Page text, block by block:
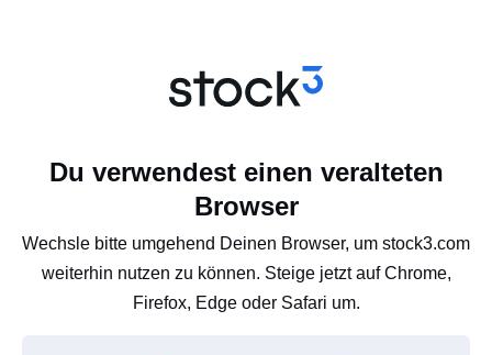
Du verwendest einen veralteten
Browser
Wechsle bitte umgehend Deinen Browser, um stock3.com
weiterhin nutzen zu können. Steige jetzt auf Chrome,
Firefox, Edge oder Safari um.